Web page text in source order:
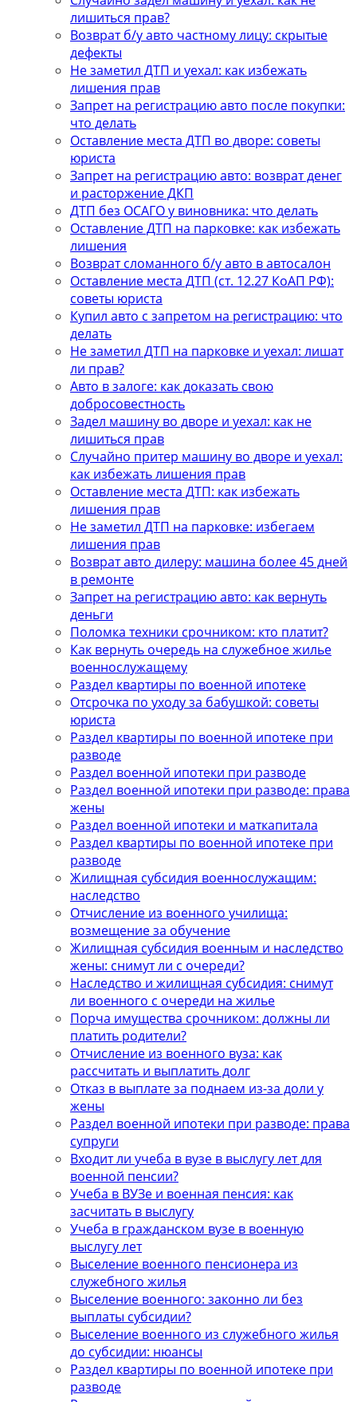
лишиться прав?
Возврат б/у авто частному лицу: скрытые
дефекты
Не заметил ДТП и уехал: как избежать
лишения прав
Запрет на регистрацию авто после покупки:
что делать
Оставление места ДТП во дворе: советы
юриста
Запрет на регистрацию авто: возврат денег
и расторжение ДКП
ДТП без ОСАГО у виновника: что делать
Оставление ДТП на парковке: как избежать
лишения
Возврат сломанного б/у авто в автосалон
Оставление места ДТП (ст. 12.27 КоАП РФ):
советы юриста
Купил авто с запретом на регистрацию: что
делать
Не заметил ДТП на парковке и уехал: лишат
ли прав?
Авто в залоге: как доказать свою
добросовестность
Задел машину во дворе и уехал: как не
лишиться прав
Случайно притер машину во дворе и уехал:
как избежать лишения прав
Оставление места ДТП: как избежать
лишения прав
Не заметил ДТП на парковке: избегаем
лишения прав
Возврат авто дилеру: машина более 45 дней
в ремонте
Запрет на регистрацию авто: как вернуть
деньги
Поломка техники срочником: кто платит?
Как вернуть очередь на служебное жилье
военнослужащему
Раздел квартиры по военной ипотеке
Отсрочка по уходу за бабушкой: советы
юриста
Раздел квартиры по военной ипотеке при
разводе
Раздел военной ипотеки при разводе
Раздел военной ипотеки при разводе: права
жены
Раздел военной ипотеки и маткапитала
Раздел квартиры по военной ипотеке при
разводе
Жилищная субсидия военнослужащим:
наследство
Отчисление из военного училища:
возмещение за обучение
Жилищная субсидия военным и наследство
жены: снимут ли с очереди?
Наследство и жилищная субсидия: снимут
ли военного с очереди на жилье
Порча имущества срочником: должны ли
платить родители?
Отчисление из военного вуза: как
рассчитать и выплатить долг
Отказ в выплате за поднаем из-за доли у
жены
Раздел военной ипотеки при разводе: права
супруги
Входит ли учеба в вузе в выслугу лет для
военной пенсии?
Учеба в ВУЗе и военная пенсия: как
засчитать в выслугу
Учеба в гражданском вузе в военную
выслугу лет
Выселение военного пенсионера из
служебного жилья
Выселение военного: законно ли без
выплаты субсидии?
Выселение военного из служебного жилья
до субсидии: нюансы
Раздел квартиры по военной ипотеке при
разводе